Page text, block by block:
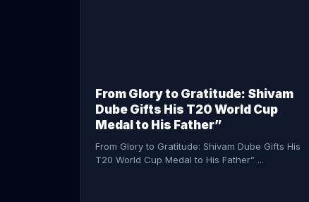
From Glory to Gratitude: Shivam
Dube Gifts His T20 World Cup
Medal to His Father”
From Glory to Gratitude: Shivam Dube Gifts His
T20 World Cup Medal to His Father” ...